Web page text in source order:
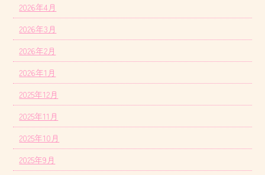
2026年4月
2026年3月
2026年2月
2026年1月
2025年12月
2025年11月
2025年10月
2025年9月